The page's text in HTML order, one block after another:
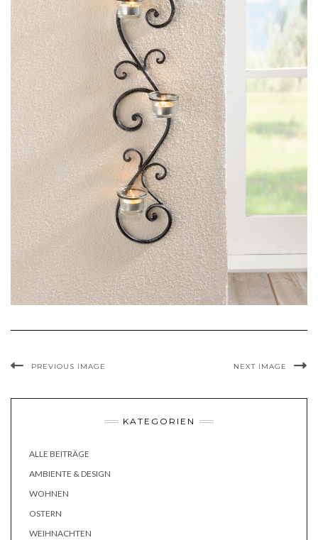
PREVIOUS IMAGE NEXT IMAGE
KATEGORIEN
ALLE BEITRÄGE
AMBIENTE & DESIGN
WOHNEN
OSTERN
WEIHNACHTEN